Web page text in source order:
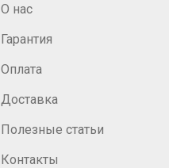
О нас
Гарантия
Оплата
Доставка
Полезные статьи
Контакты